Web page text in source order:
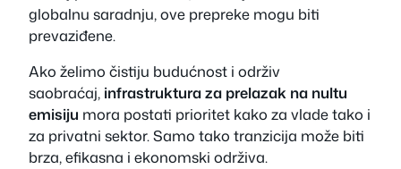
globalnu saradnju, ove prepreke mogu biti
prevaziđene.
Ako želimo čistiju budućnost i održiv
saobraćaj, infrastruktura za prelazak na nultu
emisiju mora postati prioritet kako za vlade tako i
za privatni sektor. Samo tako tranzicija može biti
brza, efikasna i ekonomski održiva.